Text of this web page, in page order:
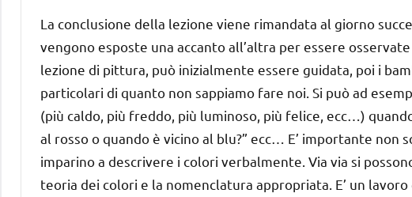
La conclusione della lezione viene rimandata al giorno
vengono esposte una accanto all’altra per essere
lezione di pittura, può inizialmente essere guidata, poi i
particolari di quanto non sappiamo fare noi. Si può ad
(più caldo, più freddo, più luminoso, più felice, ecc…)
al rosso o quando è vicino al blu?” ecc… E’ importante non
imparino a descrivere i colori verbalmente. Via via si
teoria dei colori e la nomenclatura appropriata. E’ un